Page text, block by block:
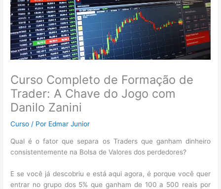
Curso Completo de Formação de
Trader: A Chave do Jogo com
Danilo Zanini
Curso / Por Edmar Junior
Qual é o fator que separa os Traders que ganham dinheiro
consistentemente na Bolsa de Valores dos perdedores?
E se você já descobriu e está aqui agora, é porque você quer
entrar no grupo dos 5% que ganham de 100 a 500 reais por